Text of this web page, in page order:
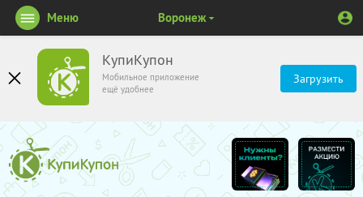
КупиКупон
Мобильное приложение
ещё удобнее
Загрузить
Меню Воронеж